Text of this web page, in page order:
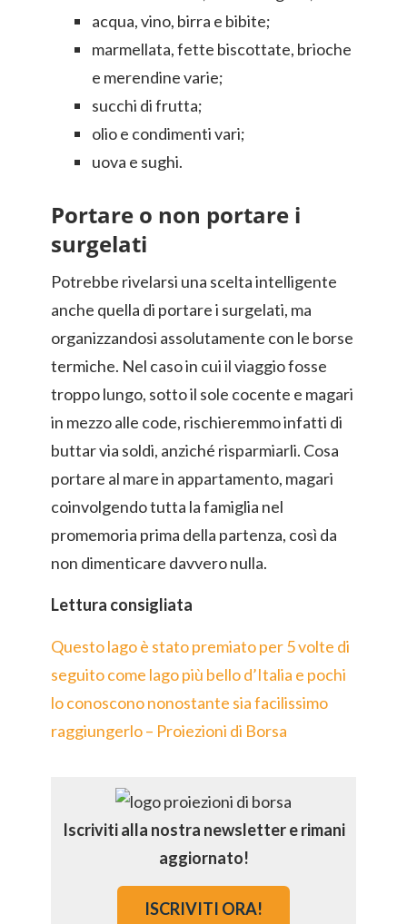
acqua, vino, birra e bibite;
marmellata, fette biscottate, brioche
e merendine varie;
succhi di frutta;
olio e condimenti vari;
uova e sughi.
Portare o non portare i
surgelati
Potrebbe rivelarsi una scelta intelligente
anche quella di portare i surgelati, ma
organizzandosi assolutamente con le borse
termiche. Nel caso in cui il viaggio fosse
troppo lungo, sotto il sole cocente e magari
in mezzo alle code, rischieremmo infatti di
buttar via soldi, anziché risparmiarli. Cosa
portare al mare in appartamento, magari
coinvolgendo tutta la famiglia nel
promemoria prima della partenza, così da
non dimenticare davvero nulla.
Lettura consigliata
Questo lago è stato premiato per 5 volte di
seguito come lago più bello d’Italia e pochi
lo conoscono nonostante sia facilissimo
raggiungerlo – Proiezioni di Borsa
Iscriviti alla nostra newsletter e rimani
aggiornato!
ISCRIVITI ORA!